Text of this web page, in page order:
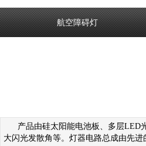
航空障碍灯
产品由硅太阳能电池板、多层LED
大闪光发散角等。灯器电路总成由先